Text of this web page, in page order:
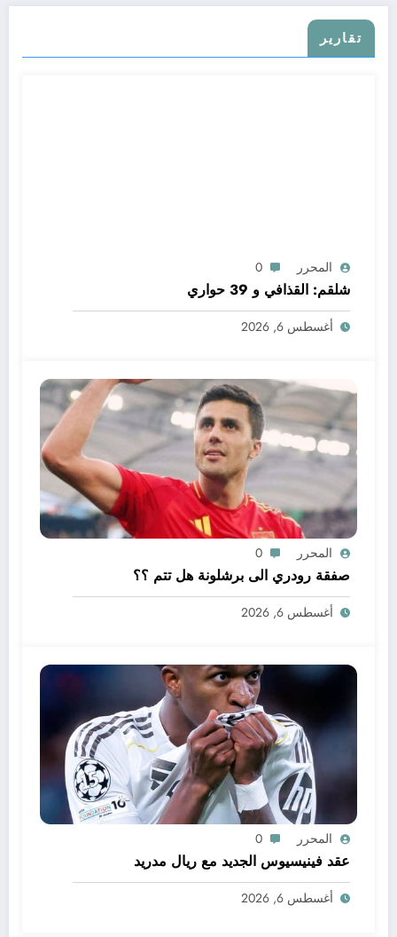
تقارير
المحرر 0
شلقم: القذافي و 39 حواري
أغسطس 6, 2026
المحرر 0
صفقة رودري الى برشلونة هل تتم ؟؟
أغسطس 6, 2026
المحرر 0
عقد فينيسيوس الجديد مع ريال مدريد
أغسطس 6, 2026